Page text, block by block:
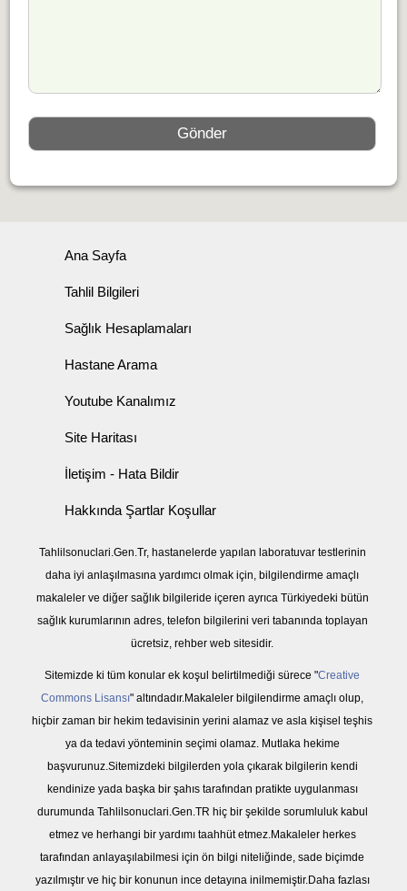
Ana Sayfa
Tahlil Bilgileri
Sağlık Hesaplamaları
Hastane Arama
Youtube Kanalımız
Site Haritası
İletişim - Hata Bildir
Hakkında Şartlar Koşullar
Tahlilsonuclari.Gen.Tr, hastanelerde yapılan laboratuvar testlerinin
daha iyi anlaşılmasına yardımcı olmak için, bilgilendirme amaçlı
makaleler ve diğer sağlık bilgileride içeren ayrıca Türkiyedeki bütün
sağlık kurumlarının adres, telefon bilgilerini veri tabanında toplayan
ücretsiz, rehber web sitesidir.
Sitemizde ki tüm konular ek koşul belirtilmediği sürece "Creative
Commons Lisansı" altındadır.Makaleler bilgilendirme amaçlı olup,
hiçbir zaman bir hekim tedavisinin yerini alamaz ve asla kişisel teşhis
ya da tedavi yönteminin seçimi olamaz. Mutlaka hekime
başvurunuz.Sitemizdeki bilgilerden yola çıkarak bilgilerin kendi
kendinize yada başka bir şahıs tarafından pratikte uygulanması
durumunda Tahlilsonuclari.Gen.TR hiç bir şekilde sorumluluk kabul
etmez ve herhangi bir yardımı taahhüt etmez.Makaleler herkes
tarafından anlayaşılabilmesi için ön bilgi niteliğinde, sade biçimde
yazılmıştır ve hiç bir konunun ince detayına inilmemiştir.Daha fazlası